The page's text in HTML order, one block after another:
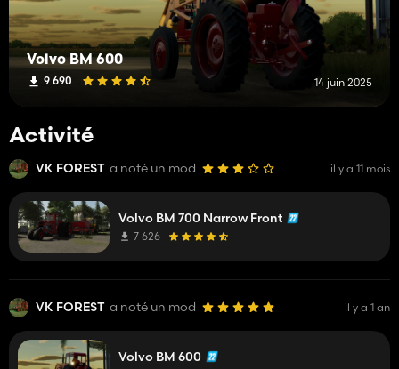
Volvo BM 600
9 690 14 juin 2025
Activité
VK FOREST a noté un mod il y a 11 mois
Volvo BM 700 Narrow Front
7 626
VK FOREST a noté un mod il y a 1 an
Volvo BM 600